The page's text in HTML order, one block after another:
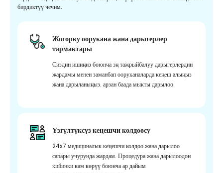
бирдиктүү чечим.
Жогорку оорукана жана дарыгерлер
тармактары
Сиздин ишиңиз боюнча эң тажрыйбалуу дарыгерлердин
жардамы менен заманбап ооруканаларда кеңеш алыңыз
жана дарыланыңыз. арзан баада мыкты дарылоо.
Үзгүлтүксүз кеңешчи колдоосу
24x7 медициналык кеңешчи колдоо жана дарылоо
сапары учурунда жардам. Процедура жана дарылоодон
кийинки кам көрүү боюнча ар дайым